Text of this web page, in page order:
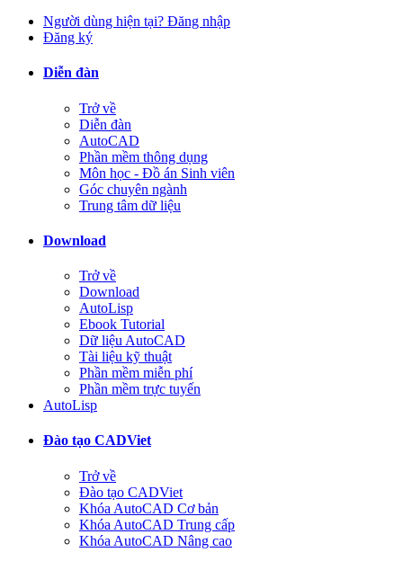
Người dùng hiện tại? Đăng nhập
Đăng ký
Diễn đàn
Trở về
Diễn đàn
AutoCAD
Phần mềm thông dụng
Môn học - Đồ án Sinh viên
Góc chuyên ngành
Trung tâm dữ liệu
Download
Trở về
Download
AutoLisp
Ebook Tutorial
Dữ liệu AutoCAD
Tài liệu kỹ thuật
Phần mềm miễn phí
Phần mềm trực tuyến
AutoLisp
Đào tạo CADViet
Trở về
Đào tạo CADViet
Khóa AutoCAD Cơ bản
Khóa AutoCAD Trung cấp
Khóa AutoCAD Nâng cao